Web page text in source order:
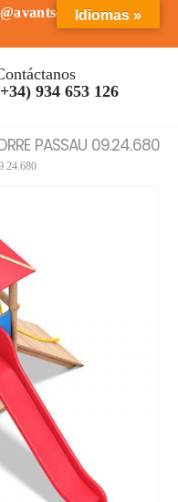
934 653 126
PASSAU 09.24.680
Idiomas »